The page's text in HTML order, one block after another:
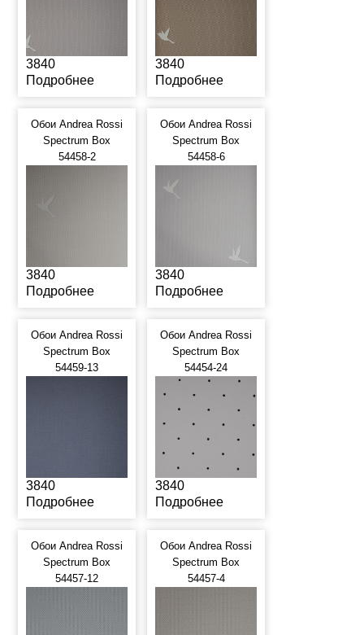
3840
Подробнее
3840
Подробнее
Обои Andrea Rossi
Spectrum Box
54458-2
3840
Подробнее
Обои Andrea Rossi
Spectrum Box
54458-6
3840
Подробнее
Обои Andrea Rossi
Spectrum Box
54459-13
3840
Подробнее
Обои Andrea Rossi
Spectrum Box
54454-24
3840
Подробнее
Обои Andrea Rossi
Spectrum Box
54457-12
Обои Andrea Rossi
Spectrum Box
54457-4